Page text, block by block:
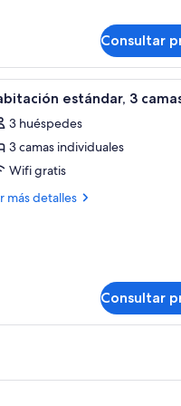
Consultar
una silla y un ventanal
1 estándar, 3
3 huéspedes
3 camas individuales
Wifi gratis
más detalles
Consultar